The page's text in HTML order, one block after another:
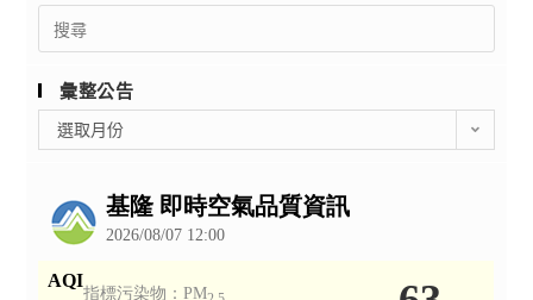
Search
for:
彙整公告
整
選取月份